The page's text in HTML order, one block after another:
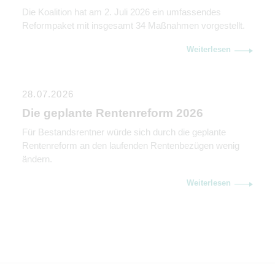
Die Koalition hat am 2. Juli 2026 ein umfassendes
Reformpaket mit insgesamt 34 Maßnahmen vorgestellt.
Weiterlesen
28.07.2026
Die geplante Rentenreform 2026
Für Bestandsrentner würde sich durch die geplante
Rentenreform an den laufenden Rentenbezügen wenig
ändern.
Weiterlesen